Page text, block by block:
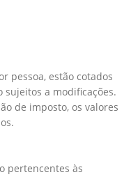
pessoa, estão cotados
sujeitos a modificações.
de imposto, os valores
pertencentes às